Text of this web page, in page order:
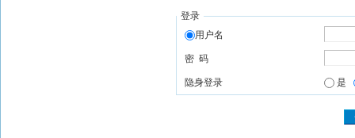
登录
用户名
密 码
隐身登录 是